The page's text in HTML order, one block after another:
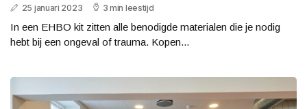
25 januari 2023 3 min leestijd
In een EHBO kit zitten alle benodigde materialen die je nodig
hebt bij een ongeval of trauma. Kopen...